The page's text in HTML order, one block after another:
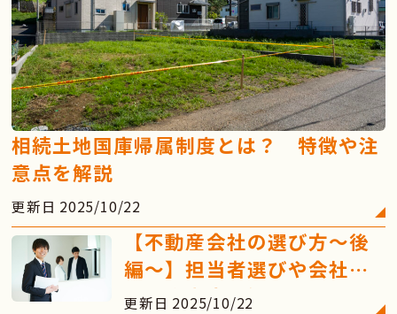
相続土地国庫帰属制度とは？ 特徴や注
意点を解説
更新日 2025/10/22
【不動産会社の選び方～後
編～】担当者選びや会社選
びの注意点を解説！
更新日 2025/10/22